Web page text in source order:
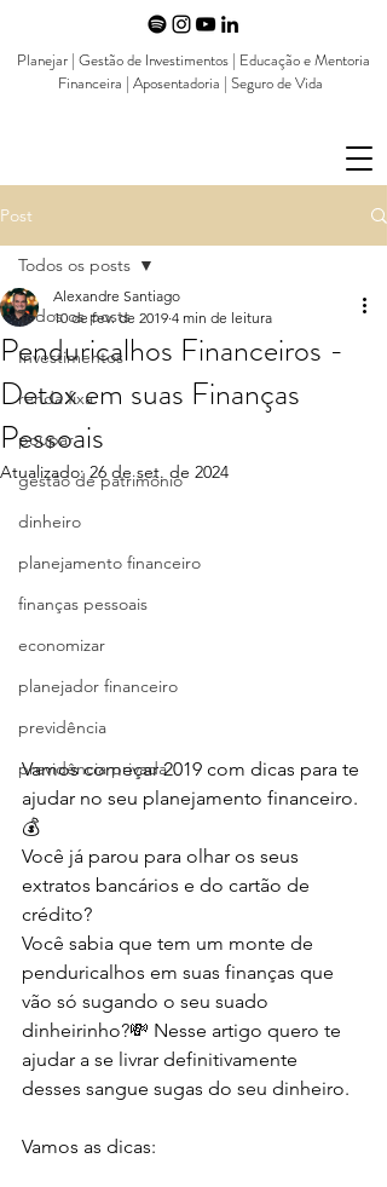
Planejar | Gestão de Investimentos | Educação e Mentoria
Financeira | Aposentadoria | Seguro de Vida
Post
Todos os posts
Investimentos
renda fixa
poupar
gestão de patrimônio
dinheiro
planejamento financeiro
finanças pessoais
economizar
planejador financeiro
previdência
previdência privada
Todos os posts
Penduricalhos Financeiros -
Detox em suas Finanças
Pessoais
Alexandre Santiago
10 de fev. de 2019 4 min de leitura
Atualizado: 26 de set. de 2024
Vamos começar 2019 com dicas para te
ajudar no seu planejamento financeiro.
💰
Você já parou para olhar os seus
extratos bancários e do cartão de
crédito?
Você sabia que tem um monte de
penduricalhos em suas finanças que
vão só sugando o seu suado
dinheirinho?💸 Nesse artigo quero te
ajudar a se livrar definitivamente
desses sangue sugas do seu dinheiro.
Vamos as dicas: